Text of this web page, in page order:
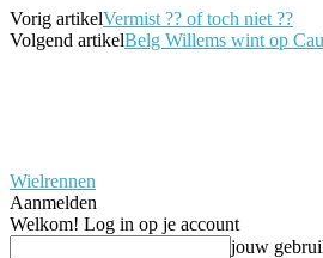
Vorig artikelVermist ?? of toch niet ??
Volgend artikelBelg Willems wint op
Wielrennen
Aanmelden
Welkom! Log in op je account
jouw